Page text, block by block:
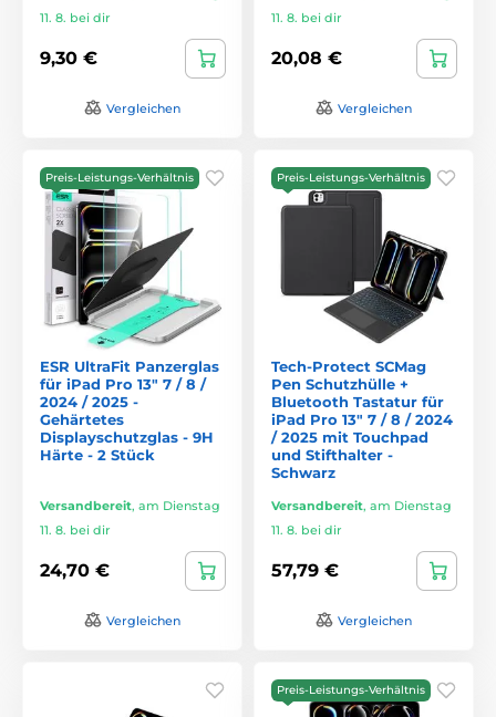
11. 8. bei dir
9,30 €
Vergleichen
11. 8. bei dir
20,08 €
Vergleichen
Preis-Leistungs-Verhältnis
ESR UltraFit Panzerglas
für iPad Pro 13" 7 / 8 /
2024 / 2025 -
Gehärtetes
Displayschutzglas - 9H
Härte - 2 Stück
Versandbereit, am Dienstag
11. 8. bei dir
24,70 €
Vergleichen
Preis-Leistungs-Verhältnis
Tech-Protect SCMag
Pen Schutzhülle +
Bluetooth Tastatur für
iPad Pro 13" 7 / 8 / 2024
/ 2025 mit Touchpad
und Stifthalter -
Schwarz
Versandbereit, am Dienstag
11. 8. bei dir
57,79 €
Vergleichen
Preis-Leistungs-Verhältnis